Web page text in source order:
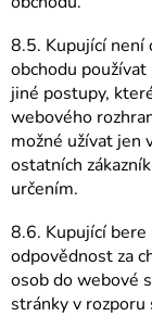
8.5. Kupující není
obchodu
jiné postupy,
webového
možné užívat jen
ostatních
určením.
8.6. Kupující bere
odpovědnost za
osob do webové
stránky v rozporu